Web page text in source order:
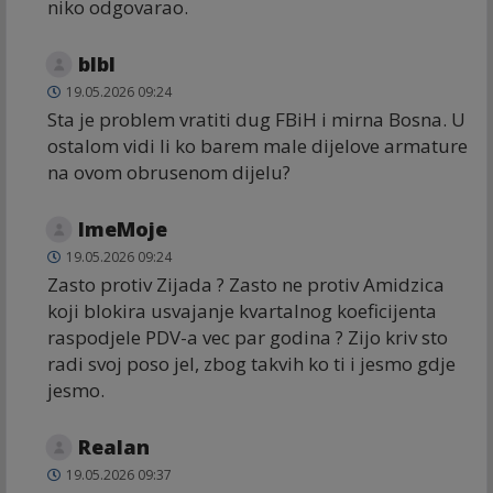
niko odgovarao.
blbl
19.05.2026 09:24
Sta je problem vratiti dug FBiH i mirna Bosna. U
ostalom vidi li ko barem male dijelove armature
na ovom obrusenom dijelu?
ImeMoje
19.05.2026 09:24
Zasto protiv Zijada ? Zasto ne protiv Amidzica
koji blokira usvajanje kvartalnog koeficijenta
raspodjele PDV-a vec par godina ? Zijo kriv sto
radi svoj poso jel, zbog takvih ko ti i jesmo gdje
jesmo.
Realan
19.05.2026 09:37